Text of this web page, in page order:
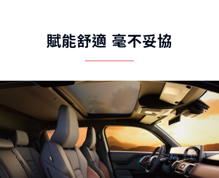
賦能舒適 毫不妥協